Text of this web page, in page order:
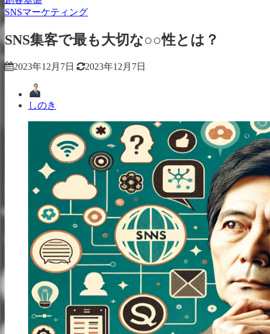
SNSマーケティング
SNS集客で最も大切な○○性とは？
2023年12月7日 2023年12月7日
しのき